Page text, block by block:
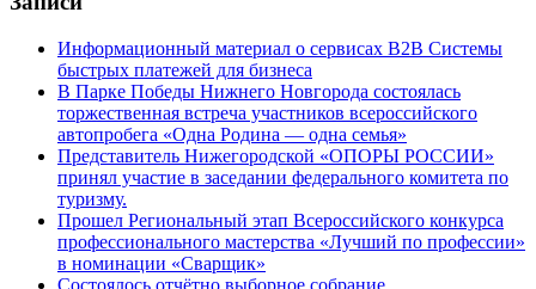
Информационный материал о сервисах В2В Системы
быстрых платежей для бизнеса
В Парке Победы Нижнего Новгорода состоялась
торжественная встреча участников всероссийского
автопробега «Одна Родина — одна семья»
Представитель Нижегородской «ОПОРЫ РОССИИ»
принял участие в заседании федерального комитета по
туризму.
Прошел Региональный этап Всероссийского конкурса
профессионального мастерства «Лучший по профессии»
в номинации «Сварщик»
Состоялось отчётно выборное собрание